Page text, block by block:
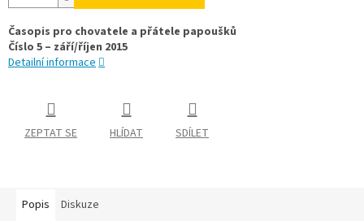
Časopis pro chovatele a přátele papoušků
Číslo 5 – září/říjen 2015
Detailní informace
ZEPTAT SE HLÍDAT SDÍLET
Popis Diskuze